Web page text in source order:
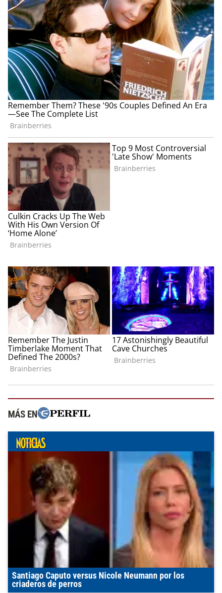
MÁS EN
Santiago Caputo versus Nicole Neumann por los
criaderos de perros